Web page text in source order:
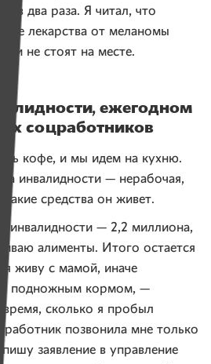
в два раза. Я читал, что
лекарства от меланомы
не стоят на месте.
ежегодном
соцработников
кофе, и мы идем на кухню.
инвалидности — нерабочая,
средства он живет.
инвалидности — 2,2 миллиона,
алименты. Итого остается
я живу с мамой, иначе
подножным кормом, —
время, сколько я пробыл
позвонила мне только
заявление в управление